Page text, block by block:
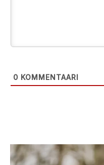
0 KOMMENTAARI